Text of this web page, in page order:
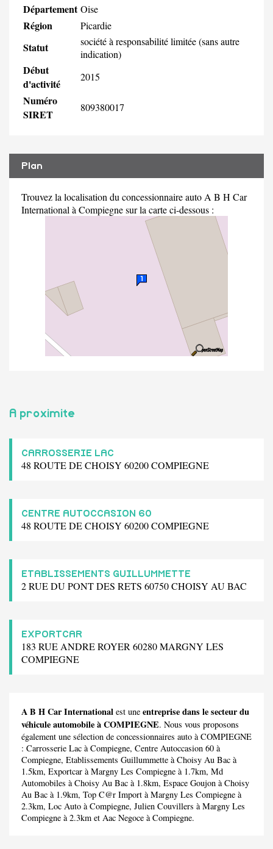
Département Oise
Région Picardie
Statut
société à responsabilité limitée (sans autre
indication)
Début
d'activité
2015
Numéro
SIRET
809380017
Plan
Trouvez la localisation du concessionnaire auto A B H Car
International à Compiegne sur la carte ci-dessous :
A proximite
CARROSSERIE LAC
48 ROUTE DE CHOISY 60200 COMPIEGNE
CENTRE AUTOCCASION 60
48 ROUTE DE CHOISY 60200 COMPIEGNE
ETABLISSEMENTS GUILLUMMETTE
2 RUE DU PONT DES RETS 60750 CHOISY AU BAC
EXPORTCAR
183 RUE ANDRE ROYER 60280 MARGNY LES
COMPIEGNE
A B H Car International est une entreprise dans le secteur du
véhicule automobile à COMPIEGNE. Nous vous proposons
également une sélection de concessionnaires auto à COMPIEGNE
: Carrosserie Lac à Compiegne, Centre Autoccasion 60 à
Compiegne, Etablissements Guillummette à Choisy Au Bac à
1.5km, Exportcar à Margny Les Compiegne à 1.7km, Md
Automobiles à Choisy Au Bac à 1.8km, Espace Goujon à Choisy
Au Bac à 1.9km, Top C@r Import à Margny Les Compiegne à
2.3km, Loc Auto à Compiegne, Julien Couvillers à Margny Les
Compiegne à 2.3km et Aac Negoce à Compiegne.